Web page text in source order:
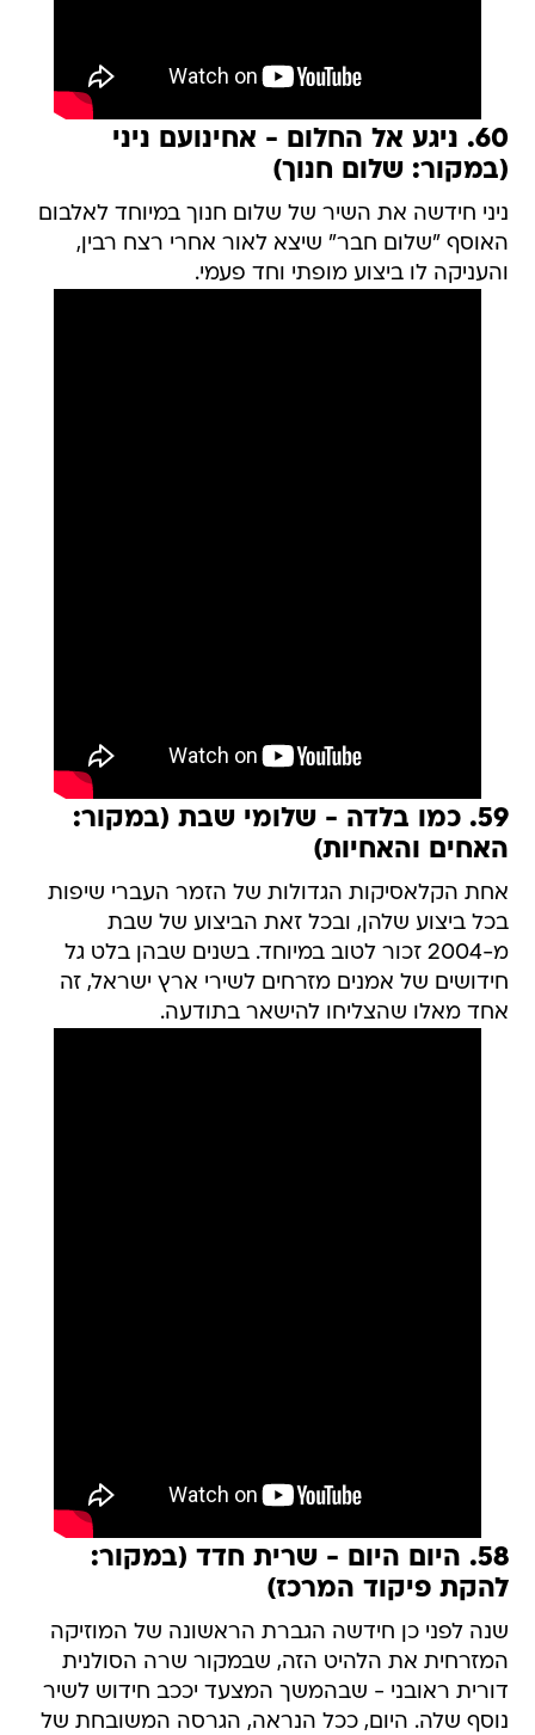
60. ניגע אל החלום - אחינועם ניני
(במקור: שלום חנוך)
ניני חידשה את השיר של שלום חנוך במיוחד לאלבום
האוסף "שלום חבר" שיצא לאור אחרי רצח רבין,
והעניקה לו ביצוע מופתי וחד פעמי.
59. כמו בלדה - שלומי שבת (במקור:
האחים והאחיות)
אחת הקלאסיקות הגדולות של הזמר העברי שיפות
בכל ביצוע שלהן, ובכל זאת הביצוע של שבת
מ-2004 זכור לטוב במיוחד. בשנים שבהן בלט גל
חידושים של אמנים מזרחים לשירי ארץ ישראל, זה
אחד מאלו שהצליחו להישאר בתודעה.
58. היום היום - שרית חדד (במקור:
להקת פיקוד המרכז)
שנה לפני כן חידשה הגברת הראשונה של המוזיקה
המזרחית את הלהיט הזה, שבמקור שרה הסולנית
דורית ראובני - שבהמשך המצעד יככב חידוש לשיר
נוסף שלה. היום, ככל הנראה, הגרסה המשובחת של